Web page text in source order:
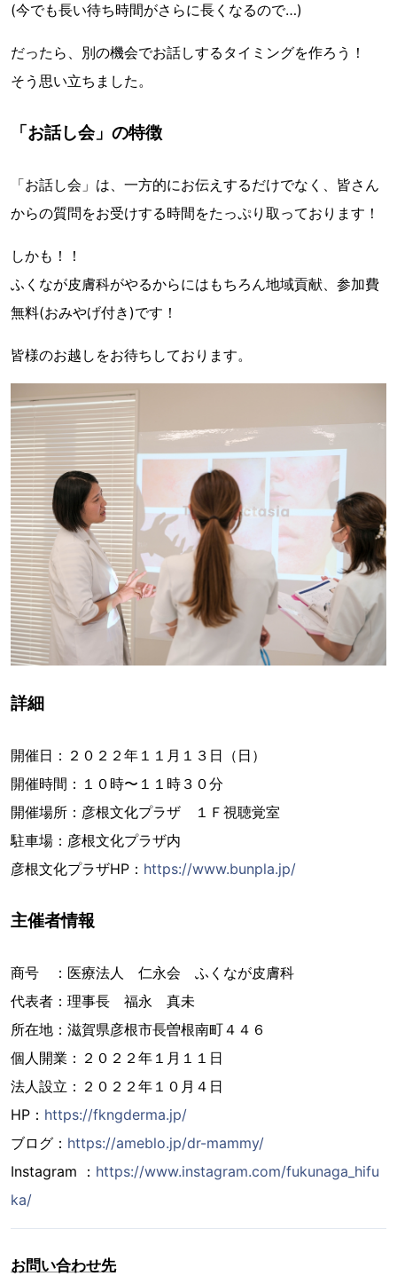
(今でも長い待ち時間がさらに長くなるので…)
だったら、別の機会でお話しするタイミングを作ろう！
そう思い立ちました。
「お話し会」の特徴
「お話し会」は、一方的にお伝えするだけでなく、皆さん
からの質問をお受けする時間をたっぷり取っております！
しかも！！
ふくなが皮膚科がやるからにはもちろん地域貢献、参加費
無料(おみやげ付き)です！
皆様のお越しをお待ちしております。
詳細
開催日：２０２２年１１月１３日（日）
開催時間：１０時〜１１時３０分
開催場所：彦根文化プラザ １Ｆ視聴覚室
駐車場：彦根文化プラザ内
彦根文化プラザHP： https://www.bunpla.jp/
主催者情報
商号 ：医療法人 仁永会 ふくなが皮膚科
代表者：理事長 福永 真未
所在地：滋賀県彦根市長曽根南町４４６
個人開業：２０２２年１月１１日
法人設立：２０２２年１０月４日
HP： https://fkngderma.jp/
ブログ： https://ameblo.jp/dr-mammy/
Instagram ： https://www.instagram.com/fukunaga_hifu
ka/
お問い合わせ先